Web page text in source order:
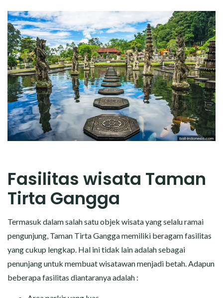
Fasilitas wisata Taman
Tirta Gangga
Termasuk dalam salah satu objek wisata yang selalu ramai
pengunjung, Taman Tirta Gangga memiliki beragam fasilitas
yang cukup lengkap. Hal ini tidak lain adalah sebagai
penunjang untuk membuat wisatawan menjadi betah. Adapun
beberapa fasilitas diantaranya adalah :